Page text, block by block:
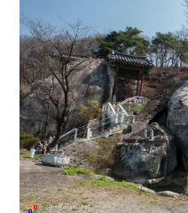
2 나화랑
3 검안
4 신구대학교
5 황후
6 공민왕
7 기축옥사
8 닭띠